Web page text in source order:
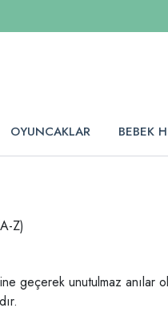
OYUNCAKLAR BEBEK
Z)
geçerek unutulmaz